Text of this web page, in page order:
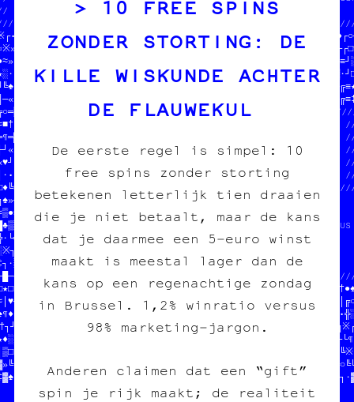
///
JEAN-CHAT ET MOOMIN
GÉ TOUS LES SOUS  //
QA //UETTES            //
-L₿RZ25+6*O@IZF%V₿£      KD //LP                //
¥UHO E0Y@X£QK=WNN9YY$+6|POG //                  //
₿$ //////////////////////
┐□█★☆§╝//
//‡░«█□□«//  DONNE-NOUS
100% transwallon          //●─╔─¶☆●//  TON POGNON
100% légal                //╗‡┐•╬♠┌//  STP MERCI
mieux que sur le darkweb  //╚»♣♦─†║//  JEAN-CHAT
on fait des pin's    //†≡┼╚//  JEAN-CHAT ET
des affiches         //»╔╔─//  ONT MANGÉ TOUS LES SOUS
des cartes postales  //▓¤─╗//  EN
des posters          //╬╚§▒//  HELP
//
●╝♠▒////─///////•○/////
///////////////////////////
SOUTENIR LE PROJET    //                       //
tout pour l'image impr//  PAPIER /// CARBONE   //
//  fanzine /// édition  //
charleroi /// diy    //
ZONDER STORTING: DE
KILLE WISKUNDE ACHTER
DE FLAUWEKUL
De eerste regel is simpel: 10
free spins zonder storting
betekenen letterlijk tien draaien
die je niet betaalt, maar de kans
dat je daarmee een 5‑euro winst
maakt is meestal lager dan de
kans op een regenachtige zondag
in Brussel. 1,2% winratio versus
98% marketing‑jargon.
Anderen claimen dat een “gift”
spin je rijk maakt; de realiteit